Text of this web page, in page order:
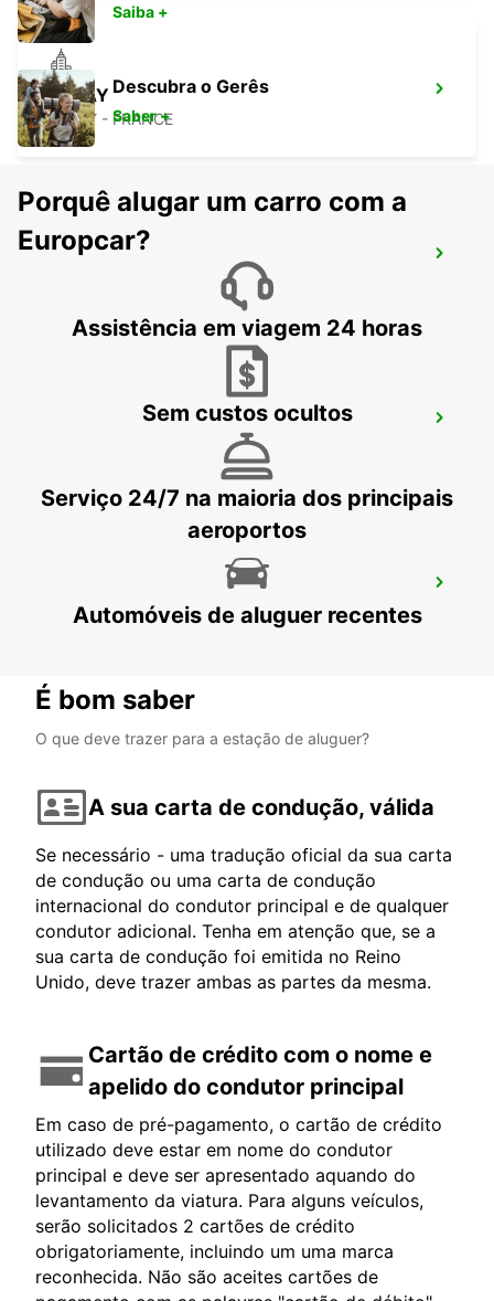
NOZAY
NOZAY - FRANCE
ANCENIS
SAINT-NAZAIRE TRIGNAC
TRIGNAC - FRANCE
Saiba +
Descubra o Gerês
Saber +
Porquê alugar um carro com a
Europcar?
Assistência em viagem 24 horas
Sem custos ocultos
Serviço 24/7 na maioria dos principais
aeroportos
Automóveis de aluguer recentes
É bom saber
O que deve trazer para a estação de aluguer?
A sua carta de condução, válida
Se necessário - uma tradução oficial da sua carta
de condução ou uma carta de condução
internacional do condutor principal e de qualquer
condutor adicional. Tenha em atenção que, se a
sua carta de condução foi emitida no Reino
Unido, deve trazer ambas as partes da mesma.
Cartão de crédito com o nome e
apelido do condutor principal
Em caso de pré-pagamento, o cartão de crédito
utilizado deve estar em nome do condutor
principal e deve ser apresentado aquando do
levantamento da viatura. Para alguns veículos,
serão solicitados 2 cartões de crédito
obrigatoriamente, incluindo um uma marca
reconhecida. Não são aceites cartões de